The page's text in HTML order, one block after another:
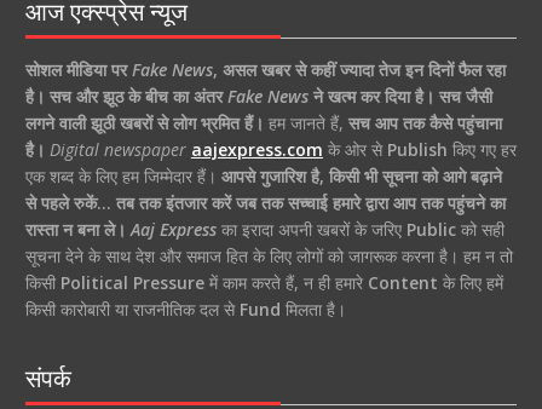
आज एक्स्प्रेस न्यूज
सोशल मीडिया परFake News, असल खबर से कहीं ज्यादा तेज इन दिनों फैल रहा
है। सच और झूठ के बीच का अंतरFake Newsने खत्म कर दिया है। सच जैसी
लगने वाली झूठी खबरों से लोग भ्रमित हैं। हम जानते हैं, सच आप तक कैसे पहुंचाना
है। Digital newspaper aajexpress.com के ओर से Publish किए गए हर
एक शब्द के लिए हम जिम्मेदार हैं। आपसे गुजारिश है, किसी भी सूचना को आगे बढ़ाने
से पहले रुकें… तब तक इंतजार करें जब तक सच्चाई हमारे द्वारा आप तक पहुंचने का
रास्ता न बना ले। Aaj Expressका इरादा अपनी खबरों के जरिए Publicको सही
सूचना देने के साथ देश और समाज हित के लिए लोगों को जागरूक करना है। हम न तो
किसी Political Pressureमें काम करते हैं, न ही हमारे Content के लिए हमें
किसी कारोबारी या राजनीतिक दल से Fund मिलता है।
संपर्क